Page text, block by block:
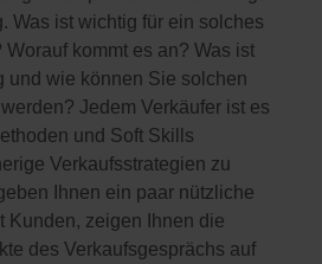
Was ist wichtig für ein solches
kommt es an? Was ist
und wie können Sie solchen
Jedem Verkäufer ist es
und Soft Skills
Verkaufsstrategien zu
Ihnen ein paar nützliche
Kunden, zeigen Ihnen die
des Verkaufsgesprächs auf